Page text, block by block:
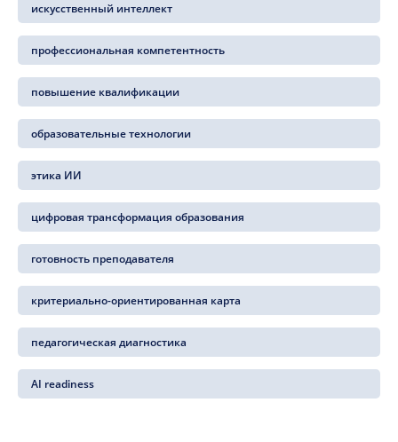
искусственный интеллект
профессиональная компетентность
повышение квалификации
образовательные технологии
этика ИИ
цифровая трансформация образования
готовность преподавателя
критериально-ориентированная карта
педагогическая диагностика
AI readiness